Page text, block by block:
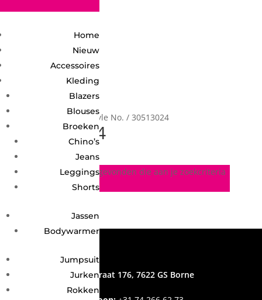
Home
Nieuw
Accessoires
Kleding
Blazers
Blouses
Broeken
Chino’s
Jeans
Leggings
Shorts
Jassen
Bodywarmer
Jumpsuit
Jurken
Rokken
/ Product Style No. / 30513024
30513024
Geen producten gevonden die aan je zoekcriteria
Grotestraat 176, 7622 GS Borne